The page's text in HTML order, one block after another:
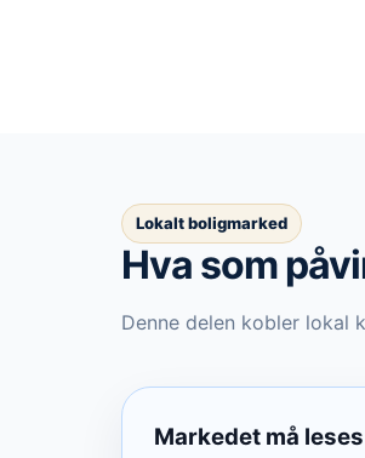
Lokalt boligmarked
Hva som
Denne delen kobler lokal
Markedet må